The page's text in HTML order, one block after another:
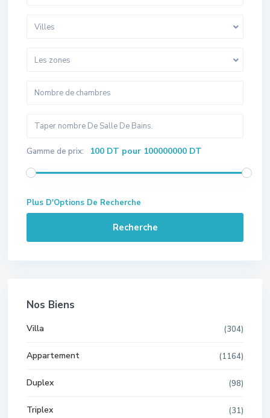
Villes
Les zones
Gamme de prix: 100 DT pour 100000000 DT
Plus D'Options De Recherche
Recherche
Nos Biens
Villa (304)
Appartement (1164)
Duplex (98)
Triplex (31)